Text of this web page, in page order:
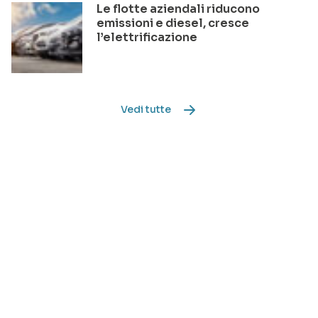
Le flotte aziendali riducono
emissioni e diesel, cresce
l’elettrificazione
Vedi tutte